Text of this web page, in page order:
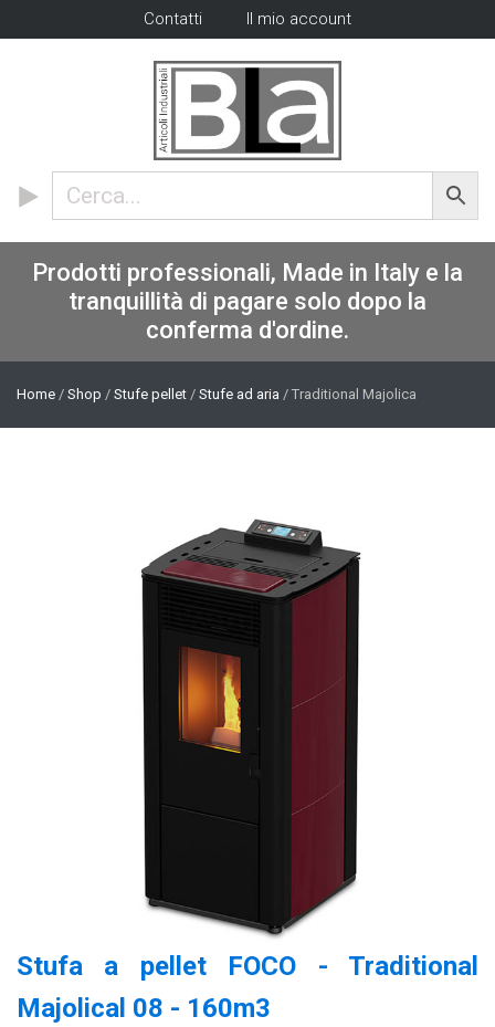
Contatti Il mio account
Prodotti professionali, Made in Italy e la
tranquillità di pagare solo dopo la
conferma d'ordine.
Home / Shop / Stufe pellet / Stufe ad aria / Traditional Majolica
Stufa a pellet FOCO - Traditional
Majolical 08 - 160m3